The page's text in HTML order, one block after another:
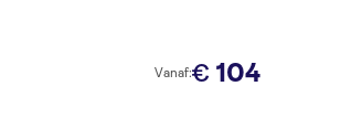
Vanaf:€ 104